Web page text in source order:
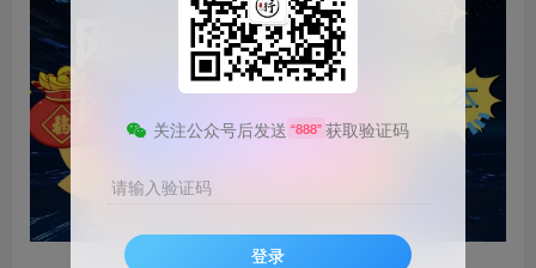
关注公众号后发送 “888” 获取验证码
请输入验证码
登录